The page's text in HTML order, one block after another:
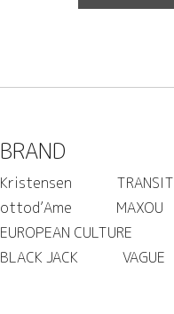
BRAND
Kristensen TRANSIT
ottod’Ame
MAXOU
EUROPEAN CULTURE
BLACK JACK
VAGUE